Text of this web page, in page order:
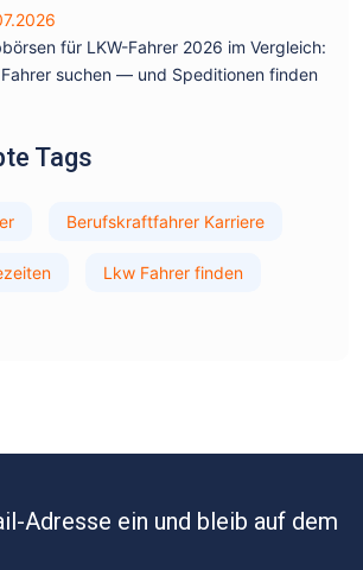
für LKW-Fahrer 2026 im Vergleich:
Fahrer suchen — und Speditionen finden
Tags
Berufskraftfahrer Karriere
Lkw Fahrer finden
Adresse ein und bleib auf dem